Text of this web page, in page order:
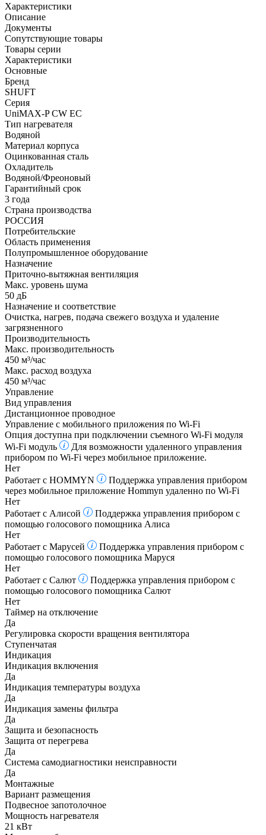
Характеристики
Описание
Документы
Сопутствующие товары
Товары серии
Характеристики
Основные
Бренд
SHUFT
Серия
UniMAX-P CW EC
Тип нагревателя
Водяной
Материал корпуса
Оцинкованная сталь
Охладитель
Водяной/Фреоновый
Гарантийный срок
3 года
Страна производства
РОССИЯ
Потребительские
Область применения
Полупромышленное оборудование
Назначение
Приточно-вытяжная вентиляция
Макс. уровень шума
50 дБ
Назначение и соответствие
Очистка, нагрев, подача свежего воздуха и удаление
загрязненного
Производительность
Макс. производительность
450 м³/час
Макс. расход воздуха
450 м³/час
Управление
Вид управления
Дистанционное проводное
Управление c мобильного приложения по Wi-Fi
Опция доступна при подключении съемного Wi-Fi модуля
Wi-Fi модуль
Для возможности удаленного управления
прибором по Wi-Fi через мобильное приложение.
Нет
Работает с HOMMYN
Поддержка управления прибором
через мобильное приложение Hommyn удаленно по Wi-Fi
Нет
Работает с Алисой
Поддержка управления прибором с
помощью голосового помощника Алиса
Нет
Работает с Марусей
Поддержка управления прибором с
помощью голосового помощника Маруся
Нет
Работает с Салют
Поддержка управления прибором с
помощью голосового помощника Салют
Нет
Таймер на отключение
Да
Регулировка скорости вращения вентилятора
Ступенчатая
Индикация
Индикация включения
Да
Индикация температуры воздуха
Да
Индикация замены фильтра
Да
Защита и безопасность
Защита от перегрева
Да
Система самодиагностики неисправности
Да
Монтажные
Вариант размещения
Подвесное запотолочное
Мощность нагревателя
21 кВт